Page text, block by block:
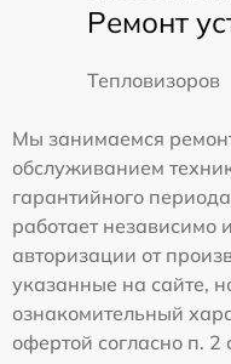
Ремонт
Тепловизоров
Мы занимаемся
обслуживанием
гарантийного
работает независимо
авторизации от
указанные на сайте,
ознакомительный
офертой согласно п.